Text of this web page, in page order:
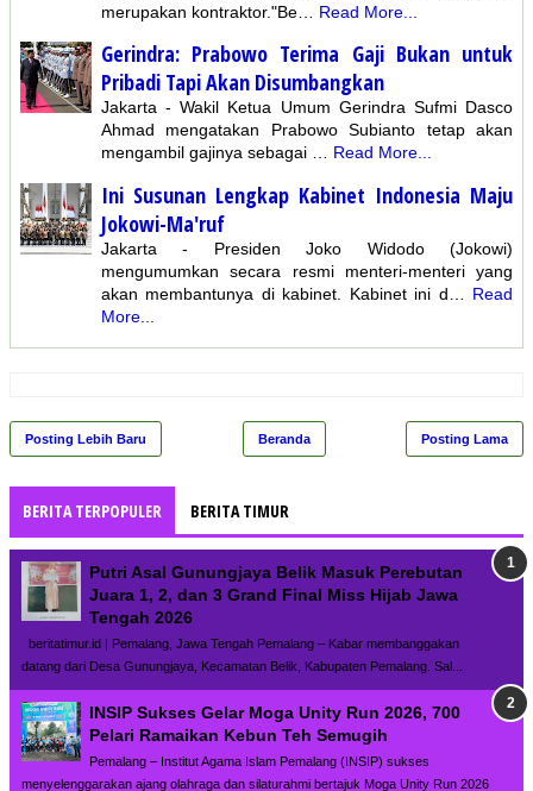
merupakan kontraktor."Be…
Read More...
Gerindra: Prabowo Terima Gaji Bukan untuk
Pribadi Tapi Akan Disumbangkan
Jakarta - Wakil Ketua Umum Gerindra Sufmi Dasco
Ahmad mengatakan Prabowo Subianto tetap akan
mengambil gajinya sebagai …
Read More...
Ini Susunan Lengkap Kabinet Indonesia Maju
Jokowi-Ma'ruf
Jakarta - Presiden Joko Widodo (Jokowi)
mengumumkan secara resmi menteri-menteri yang
akan membantunya di kabinet. Kabinet ini d…
Read
More...
Posting Lebih Baru Posting Lama
Beranda
BERITA TERPOPULER BERITA TIMUR
Putri Asal Gunungjaya Belik Masuk Perebutan
Juara 1, 2, dan 3 Grand Final Miss Hijab Jawa
Tengah 2026
beritatimur.id | Pemalang, Jawa Tengah Pemalang – Kabar membanggakan
datang dari Desa Gunungjaya, Kecamatan Belik, Kabupaten Pemalang. Sal...
INSIP Sukses Gelar Moga Unity Run 2026, 700
Pelari Ramaikan Kebun Teh Semugih
Pemalang – Institut Agama Islam Pemalang (INSIP) sukses
menyelenggarakan ajang olahraga dan silaturahmi bertajuk Moga Unity Run 2026